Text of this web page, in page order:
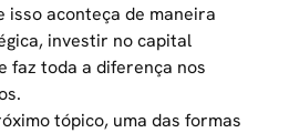
isso aconteça de maneira
investir no capital
faz toda a diferença nos
tópico, uma das formas